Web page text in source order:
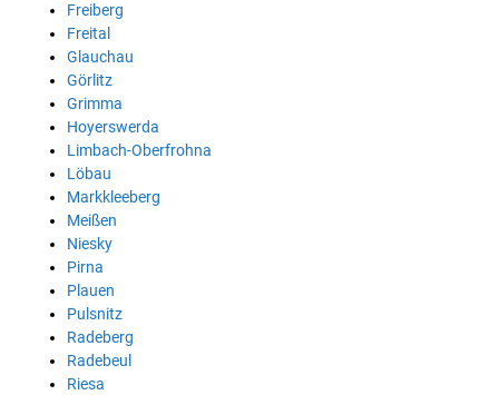
Freiberg
Freital
Glauchau
Görlitz
Grimma
Hoyerswerda
Limbach-Oberfrohna
Löbau
Markkleeberg
Meißen
Niesky
Pirna
Plauen
Pulsnitz
Radeberg
Radebeul
Riesa